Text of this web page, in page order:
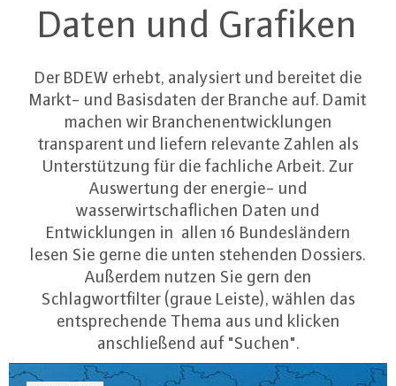
Daten und Grafiken
Der BDEW erhebt, analysiert und bereitet die
Markt- und Basisdaten der Branche auf. Damit
machen wir Branchenentwicklungen
transparent und liefern relevante Zahlen als
Unterstützung für die fachliche Arbeit. Zur
Auswertung der energie- und
wasserwirtschaflichen Daten und
Entwicklungen in allen 16 Bundesländern
lesen Sie gerne die unten stehenden Dossiers.
Außerdem nutzen Sie gern den
Schlagwortfilter (graue Leiste), wählen das
entsprechende Thema aus und klicken
anschließend auf "Suchen".